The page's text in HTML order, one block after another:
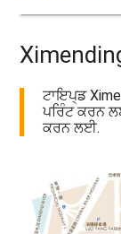
ਟਾਇਪ੍ਡ
ਪਰਿੰਟ ਕਰਨ
ਕਰਨ ਲਈ.